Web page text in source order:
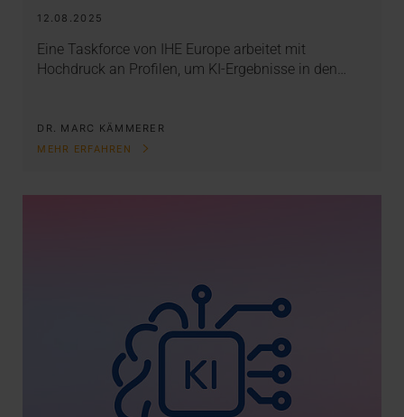
12.08.2025
Eine Taskforce von IHE Europe arbeitet mit
Hochdruck an Profilen, um KI-Ergebnisse in den…
DR. MARC KÄMMERER
MEHR ERFAHREN